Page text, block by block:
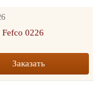
0226
Заказать